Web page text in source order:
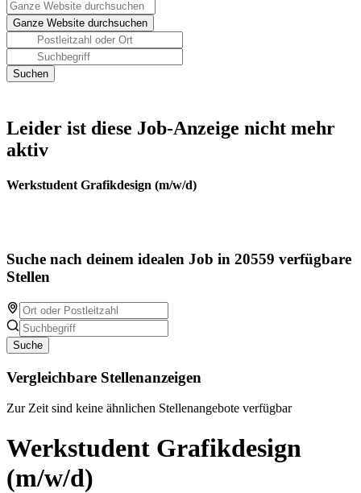
Leider ist diese Job-Anzeige nicht mehr
aktiv
Werkstudent Grafikdesign (m/w/d)
Suche nach deinem idealen Job in 20559 verfügbare
Stellen
Suche
Vergleichbare Stellenanzeigen
Zur Zeit sind keine ähnlichen Stellenangebote verfügbar
Werkstudent Grafikdesign
(m/w/d)